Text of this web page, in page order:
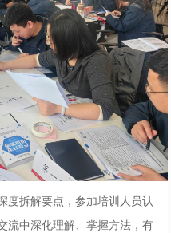
度拆解要点，参加培训人员认
流中深化理解、掌握方法，有